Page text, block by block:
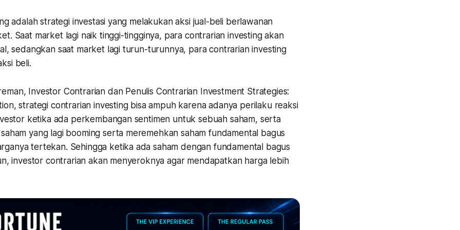
adalah strategi investasi yang melakukan aksi jual-beli berlawanan
Saat market lagi naik tinggi-tingginya, para contrarian investing akan
sedangkan saat market lagi turun-turunnya, para contrarian investing
beli.
Investor Contrarian dan Penulis Contrarian Investment Strategies:
strategi contrarian investing bisa ampuh karena adanya perilaku reaksi
ketika ada perkembangan sentimen untuk sebuah saham, serta
yang lagi booming serta meremehkan saham fundamental bagus
tertekan. Sehingga ketika ada saham dengan fundamental bagus
investor contrarian akan menyeroknya agar mendapatkan harga lebih